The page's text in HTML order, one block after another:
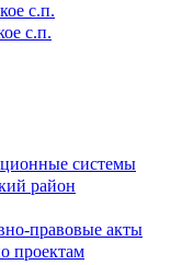
с.п.
с.п.
системы
район
правовые акты
проектам